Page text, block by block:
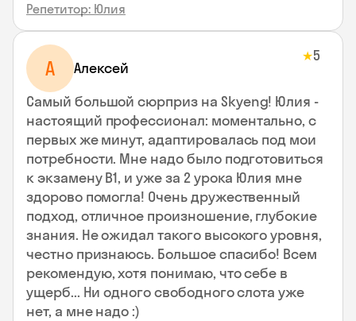
Репетитор: Юлия
А Алексей
★5
Самый большой сюрприз на Skyeng! Юлия -
настоящий профессионал: моментально, с
первых же минут, адаптировалась под мои
потребности. Мне надо было подготовиться
к экзамену В1, и уже за 2 урока Юлия мне
здорово помогла! Очень дружественный
подход, отличное произношение, глубокие
знания. Не ожидал такого высокого уровня,
честно признаюсь. Большое спасибо! Всем
рекомендую, хотя понимаю, что себе в
ущерб... Ни одного свободного слота уже
нет, а мне надо :)